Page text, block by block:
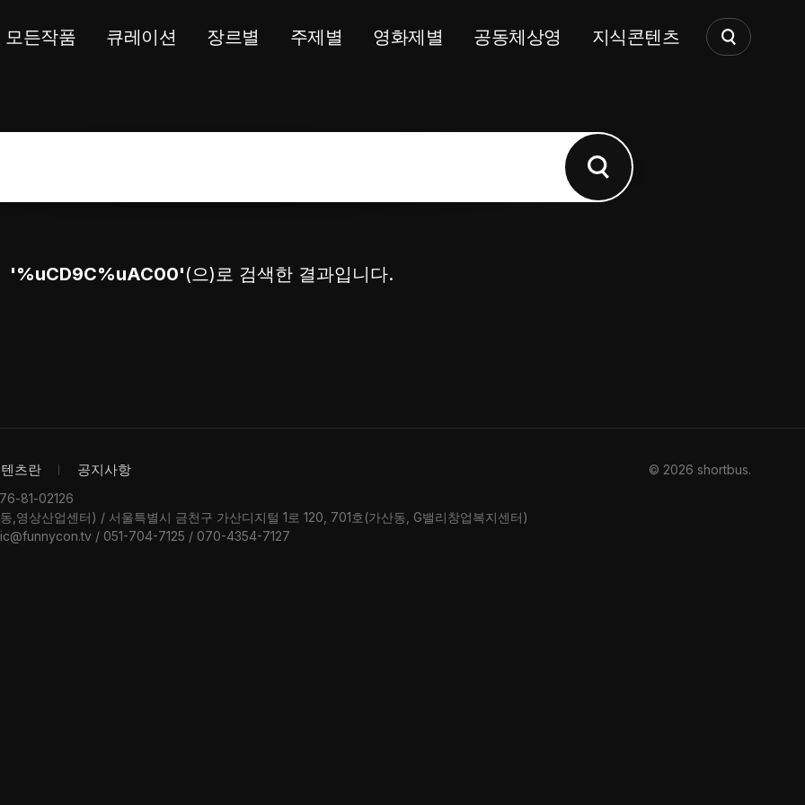
모든작품 큐레이션 장르별 주제별 영화제별 공동체상영 지식콘텐츠
'%uCD9C%uAC00'(으)로 검색한 결과입니다.
츠란 공지사항
81-02126
영상산업센터) / 서울특별시 금천구 가산디지털 1로 120, 701호(가산동, G밸리창업복지센터)
/ 051-704-7125 / 070-4354-7127
© 2026 shortbus.